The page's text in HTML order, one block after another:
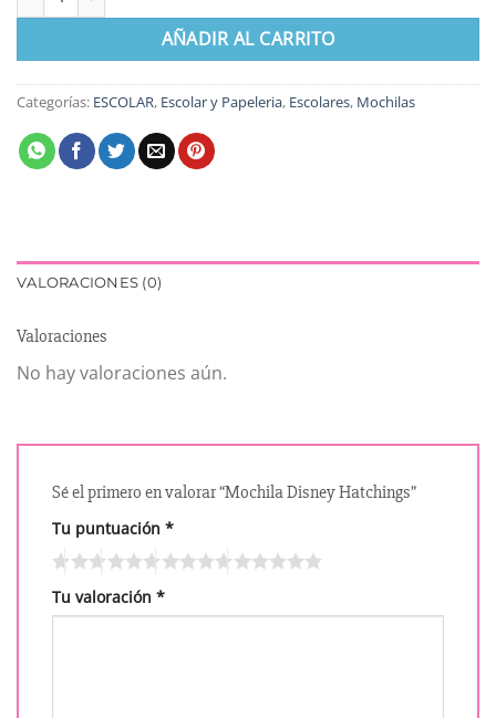
AÑADIR AL CARRITO
Categorías: ESCOLAR, Escolar y Papeleria, Escolares, Mochilas
VALORACIONES (0)
Valoraciones
No hay valoraciones aún.
Sé el primero en valorar “Mochila Disney Hatchings”
Tu puntuación *
Tu valoración *